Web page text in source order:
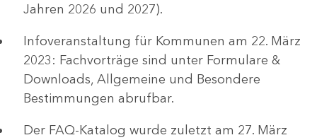
Jahren 2026 und 2027).
Infoveranstaltung für Kommunen am 22. März
2023: Fachvorträge sind unter Formulare &
Downloads, Allgemeine und Besondere
Bestimmungen abrufbar.
Der FAQ-Katalog wurde zuletzt am 27. März